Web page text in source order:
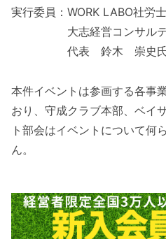
実行委員：WORK LABO社
大志経営コンサルテ
代表 鈴木 崇史
本件イベントは参画する各事
おり、守成クラブ本部、ベイ
ト部会はイベントについて何
ん。